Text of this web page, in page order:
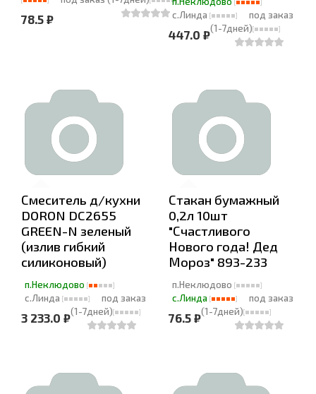
78.5 ₽
с.Линда
под заказ
(1-7дней)
447.0 ₽
Смеситель д/кухни
DORON DC2655
GREEN-N зеленый
(излив гибкий
силиконовый)
п.Неклюдово
с.Линда
под заказ
(1-7дней)
3 233.0 ₽
Стакан бумажный
0,2л 10шт
"Счастливого
Нового года! Дед
Мороз" 893-233
п.Неклюдово
с.Линда
под заказ
(1-7дней)
76.5 ₽